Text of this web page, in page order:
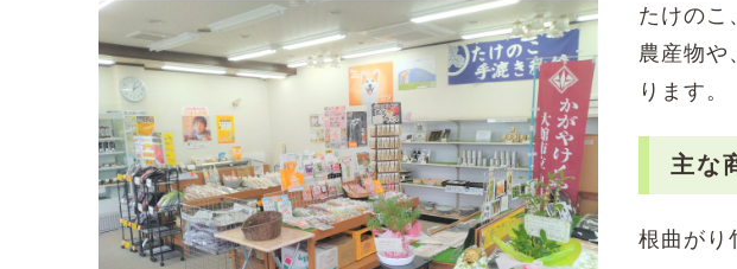
たけのこ
農産物や
ります。
主な
根曲がり